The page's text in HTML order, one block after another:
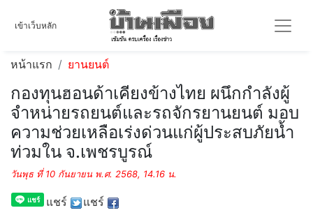
เข้าเว็บหลัก
หน้าแรก ยานยนต์
กองทุนฮอนด้าเคียงข้างไทย ผนึกกำลังผู้
จำหน่ายรถยนต์และรถจักรยานยนต์ มอบ
ความช่วยเหลือเร่งด่วนแก่ผู้ประสบภัยน้ำ
ท่วมใน จ.เพชรบูรณ์
วันพุธ ที่ 10 กันยายน พ.ศ. 2568, 14.16 น.
แชร์ แชร์